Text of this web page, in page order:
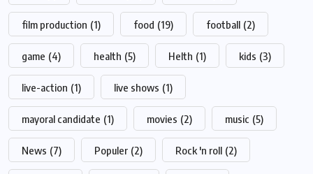
film production (1) food (19) football (2)
game (4) health (5) Helth (1) kids (3)
live-action (1) live shows (1)
mayoral candidate (1) movies (2) music (5)
News (7) Populer (2) Rock 'n roll (2)